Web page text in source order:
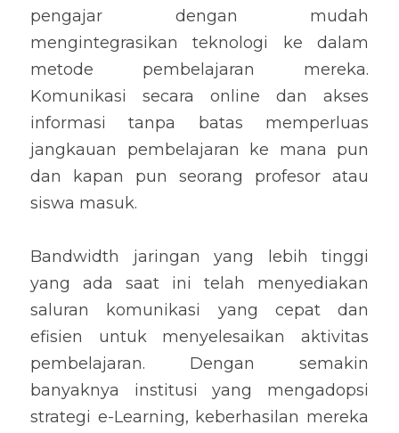
pengajar dengan mudah
mengintegrasikan teknologi ke dalam
metode pembelajaran mereka.
Komunikasi secara online dan akses
informasi tanpa batas memperluas
jangkauan pembelajaran ke mana pun
dan kapan pun seorang profesor atau
siswa masuk.
Bandwidth jaringan yang lebih tinggi
yang ada saat ini telah menyediakan
saluran komunikasi yang cepat dan
efisien untuk menyelesaikan aktivitas
pembelajaran. Dengan semakin
banyaknya institusi yang mengadopsi
strategi e-Learning, keberhasilan mereka